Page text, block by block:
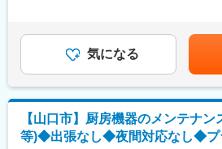
く、社員という仲間を大切にし、新た
通しの良い社風◎
・会社全体として、残業はせずワー
る社風
・設備の自動化を推進しているため、
す。
・定期メンテナンスや保守点検
・突発的な修理対応(夜間の発生はなし)
★この仕事が続けやすい理由
・出張なし／担当エリア固定
＞有＜残業手当＞有＜給与補足＞昇
月・12月) 計5ヶ月（2024年度実績
円、運転手当3,500円、30歳以上また
12,000円支給固定残業手当は、試み
か月後の本配属日から支給。上記期
はあくまでも目安の金額であり、選考
あります。月給(月額)は固定手当を含
気になる
【山口市】厨房機器のメンテナ
等)◆出張なし◆夜間対応なし◆プ